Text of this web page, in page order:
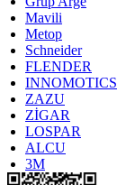
Mavili
Metop
Schneider
FLENDER
INNOMOTICS
ZAZU
ZİGAR
LOSPAR
ALCU
3M